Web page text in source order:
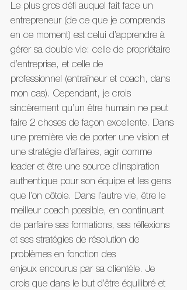
Le plus gros défi auquel fait face un
entrepreneur (de ce que je comprends
en ce moment) est celui d’apprendre à
gérer sa double vie: celle de propriétaire
d’entreprise, et celle de
professionnel (entraîneur et coach, dans
mon cas). Cependant, je crois
sincèrement qu’un être humain ne peut
faire 2 choses de façon excellente. Dans
une première vie de porter une vision et
une stratégie d’affaires, agir comme
leader et être une source d’inspiration
authentique pour son équipe et les gens
que l’on côtoie. Dans l’autre vie, être le
meilleur coach possible, en continuant
de parfaire ses formations, ses réflexions
et ses stratégies de résolution de
problèmes en fonction des
enjeux encourus par sa clientèle. Je
crois que dans le but d’être équilibré et